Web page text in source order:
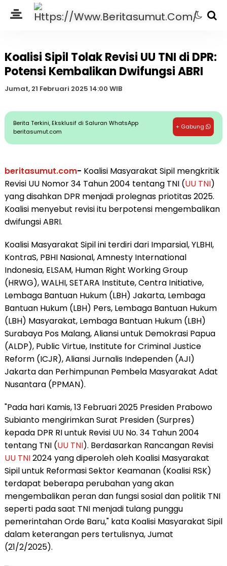
Koalisi Sipil Tolak Revisi UU TNI di DPR:
Potensi Kembalikan Dwifungsi ABRI
Jumat, 21 Februari 2025 14:00 WIB
Berita Terkini, Eksklusif di Saluran WhatsApp
beritasumut.com
+ Gabung
beritasumut.com- Koalisi Masyarakat Sipil mengkritik
Revisi UU Nomor 34 Tahun 2004 tentang TNI (UU TNI)
yang disahkan DPR menjadi prolegnas priotitas 2025.
Koalisi menyebut revisi itu berpotensi mengembalikan
dwifungsi ABRI.
Koalisi Masyarakat Sipil ini terdiri dari Imparsial, YLBHI,
KontraS, PBHI Nasional, Amnesty International
Indonesia, ELSAM, Human Right Working Group
(HRWG), WALHI, SETARA Institute, Centra Initiative,
Lembaga Bantuan Hukum (LBH) Jakarta, Lembaga
Bantuan Hukum (LBH) Pers, Lembaga Bantuan Hukum
(LBH) Masyarakat, Lembaga Bantuan Hukum (LBH)
Surabaya Pos Malang, Aliansi untuk Demokrasi Papua
(ALDP), Public Virtue, Institute for Criminal Justice
Reform (ICJR), Aliansi Jurnalis Independen (AJI)
Jakarta dan Perhimpunan Pembela Masyarakat Adat
Nusantara (PPMAN).
"Pada hari Kamis, 13 Februari 2025 Presiden Prabowo
Subianto mengirimkan Surat Presiden (Surpres)
kepada DPR RI untuk Revisi UU No. 34 Tahun 2004
tentang TNI (UU TNI). Berdasarkan Rancangan Revisi
UU TNI2024 yang diperoleh oleh Koalisi Masyarakat
Sipil untuk Reformasi Sektor Keamanan (Koalisi RSK)
terdapat beberapa perubahan yang akan
mengembalikan peran dan fungsi sosial dan politik TNI
seperti pada saat TNI menjadi tulang punggu
pemerintahan Orde Baru," kata Koalisi Masyarakat Sipil
dalam keterangan pers tertulisnya, Jumat
(21/2/2025).